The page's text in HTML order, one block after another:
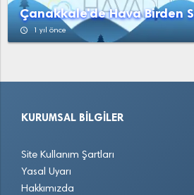
Çanakkale'de Hava Birden
access_time 1 yıl önce
KURUMSAL BILGILER
Site Kullanım Şartları
Yasal Uyarı
Hakkımızda